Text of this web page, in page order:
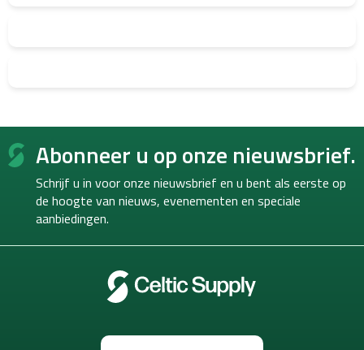
F
Abonneer u op onze nieuwsbrief.
Schrijf u in voor onze nieuwsbrief en u bent als eerste op
de hoogte van nieuws, evenementen en speciale
aanbiedingen.